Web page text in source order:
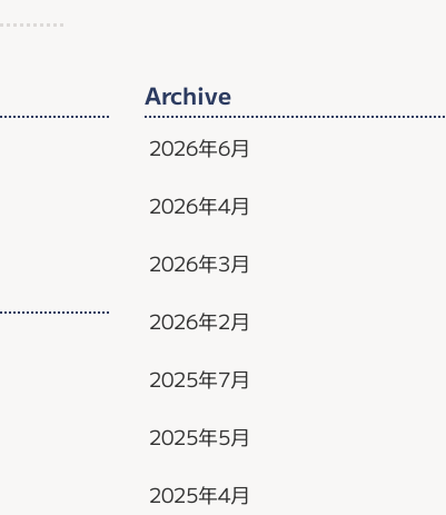
Archive
2026年6月
2026年4月
2026年3月
2026年2月
2025年7月
2025年5月
2025年4月